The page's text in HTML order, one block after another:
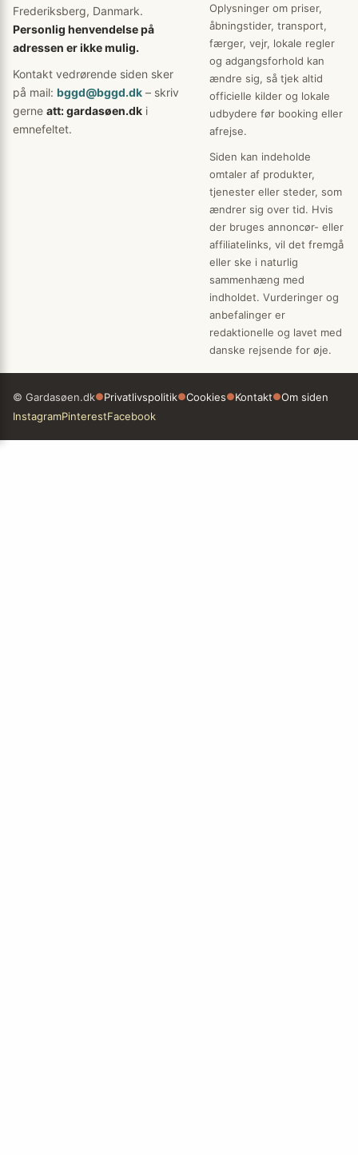
Frederiksberg, Danmark.
Personlig henvendelse på
adressen er ikke mulig.
Kontakt vedrørende siden sker
på mail: bggd@bggd.dk – skriv
gerne att: gardasøen.dk i
emnefeltet.
Oplysninger om priser,
åbningstider, transport,
færger, vejr, lokale regler
og adgangsforhold kan
ændre sig, så tjek altid
officielle kilder og lokale
udbydere før booking eller
afrejse.
Siden kan indeholde
omtaler af produkter,
tjenester eller steder, som
ændrer sig over tid. Hvis
der bruges annoncør- eller
affiliatelinks, vil det fremgå
eller ske i naturlig
sammenhæng med
indholdet. Vurderinger og
anbefalinger er
redaktionelle og lavet med
danske rejsende for øje.
© Gardasøen.dk●Privatlivspolitik●Cookies●Kontakt●Om siden
InstagramPinterestFacebook